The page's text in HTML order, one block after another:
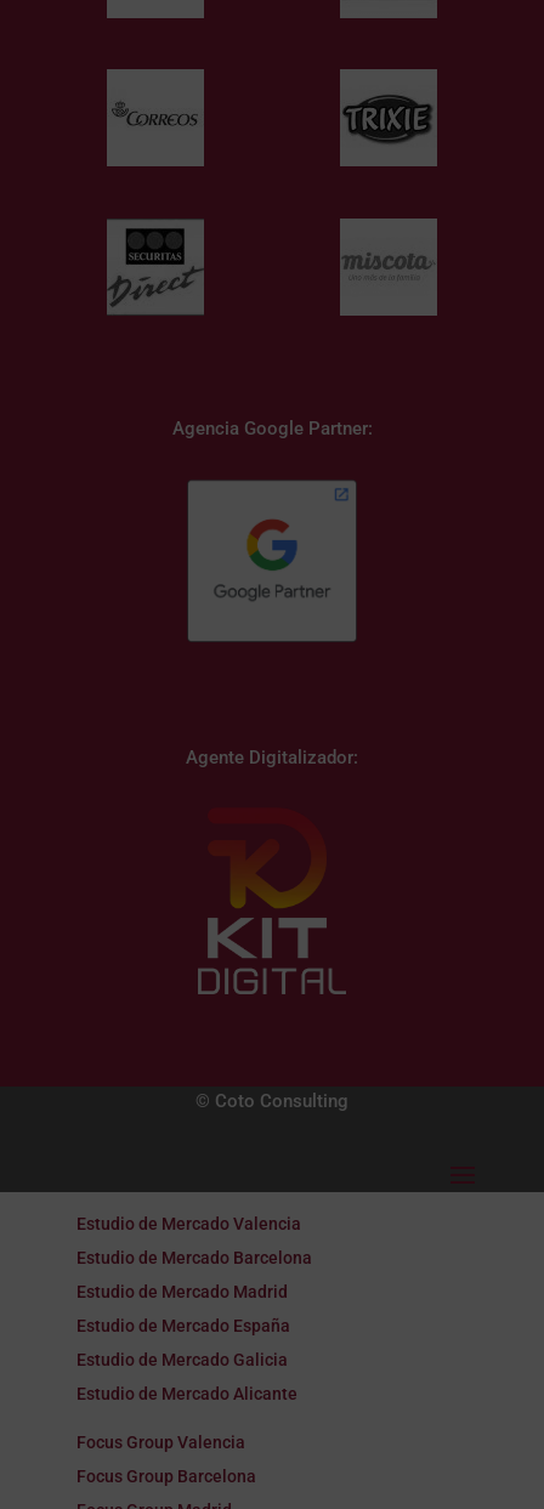
Agencia Google Partner:
Agente Digitalizador:
© Coto Consulting
Estudio de Mercado Valencia
Estudio de Mercado Barcelona
Estudio de Mercado Madrid
Estudio de Mercado España
Estudio de Mercado Galicia
Estudio de Mercado Alicante
Focus Group Valencia
Focus Group Barcelona